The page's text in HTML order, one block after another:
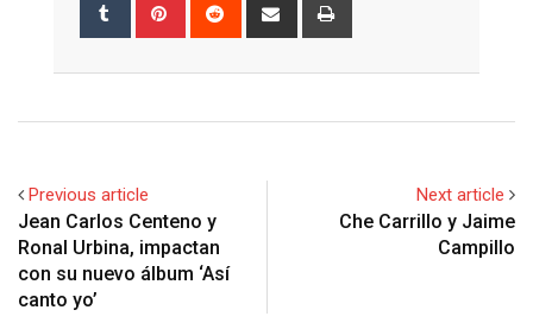
Previous article
Jean Carlos Centeno y
Ronal Urbina, impactan
con su nuevo álbum ‘Así
canto yo’
Next article
Che Carrillo y Jaime